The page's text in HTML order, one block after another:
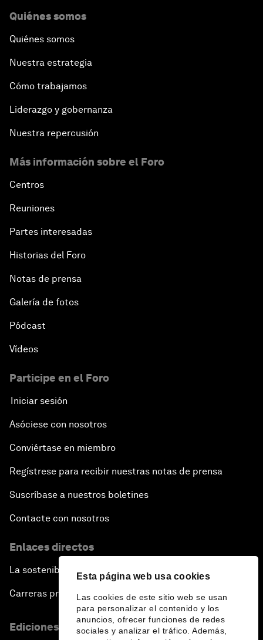
Esta página web usa cookies
Las cookies de este sitio web se usan
para personalizar el contenido y los
anuncios, ofrecer funciones de redes
sociales y analizar el tráfico. Además,
Quiénes somos
Quiénes somos
Nuestra estrategia
Cómo trabajamos
Liderazgo y gobernanza
Nuestra repercusión
Más información sobre el Foro
Centros
Reuniones
Partes interesadas
Historias del Foro
Notas de prensa
Galería de fotos
Pódcast
Vídeos
Participe en el Foro
Iniciar sesión
Asóciese con nosotros
Conviértase en miembro
Regístrese para recibir nuestras notas de prensa
Suscríbase a nuestros boletines
Contacte con nosotros
Enlaces directos
La sostenibilidad en el Foro
Carreras profesionales
Ediciones en otros idiomas